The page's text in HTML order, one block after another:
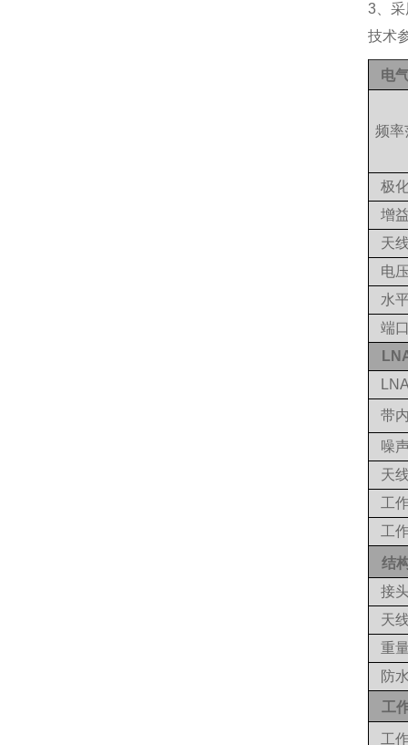
3、
技术
电
频率
极
增
天
电
水
端
带
噪
天
工
工
结
接
天
重
防
工
工